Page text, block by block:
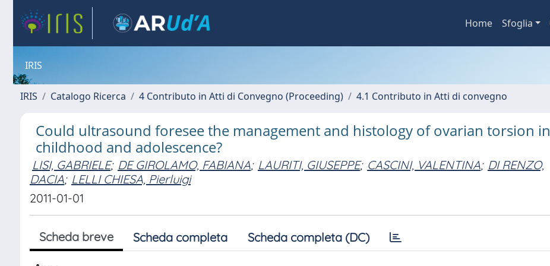
Home Sfoglia
IRIS
IRIS Catalogo Ricerca 4 Contributo in Atti di Convegno (Proceeding) 4.1 Contributo in Atti di convegno
Could ultrasound foresee the management and histology of ovarian torsion in
childhood and adolescence?
LISI, GABRIELE; DE GIROLAMO, FABIANA; LAURITI, GIUSEPPE; CASCINI, VALENTINA; DI RENZO,
DACIA; LELLI CHIESA, Pierluigi
2011-01-01
Scheda breve Scheda completa Scheda completa (DC)